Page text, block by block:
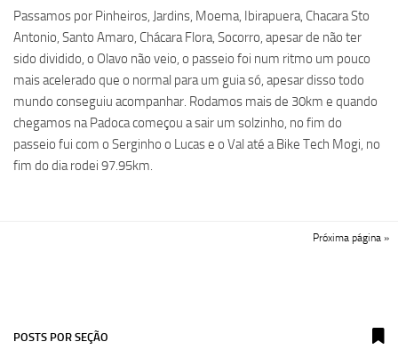
Passamos por Pinheiros, Jardins, Moema, Ibirapuera, Chacara Sto
Antonio, Santo Amaro, Chácara Flora, Socorro, apesar de não ter
sido dividido, o Olavo não veio, o passeio foi num ritmo um pouco
mais acelerado que o normal para um guia só, apesar disso todo
mundo conseguiu acompanhar. Rodamos mais de 30km e quando
chegamos na Padoca começou a sair um solzinho, no fim do
passeio fui com o Serginho o Lucas e o Val até a Bike Tech Mogi, no
fim do dia rodei 97.95km.
Próxima página »
POSTS POR SEÇÃO